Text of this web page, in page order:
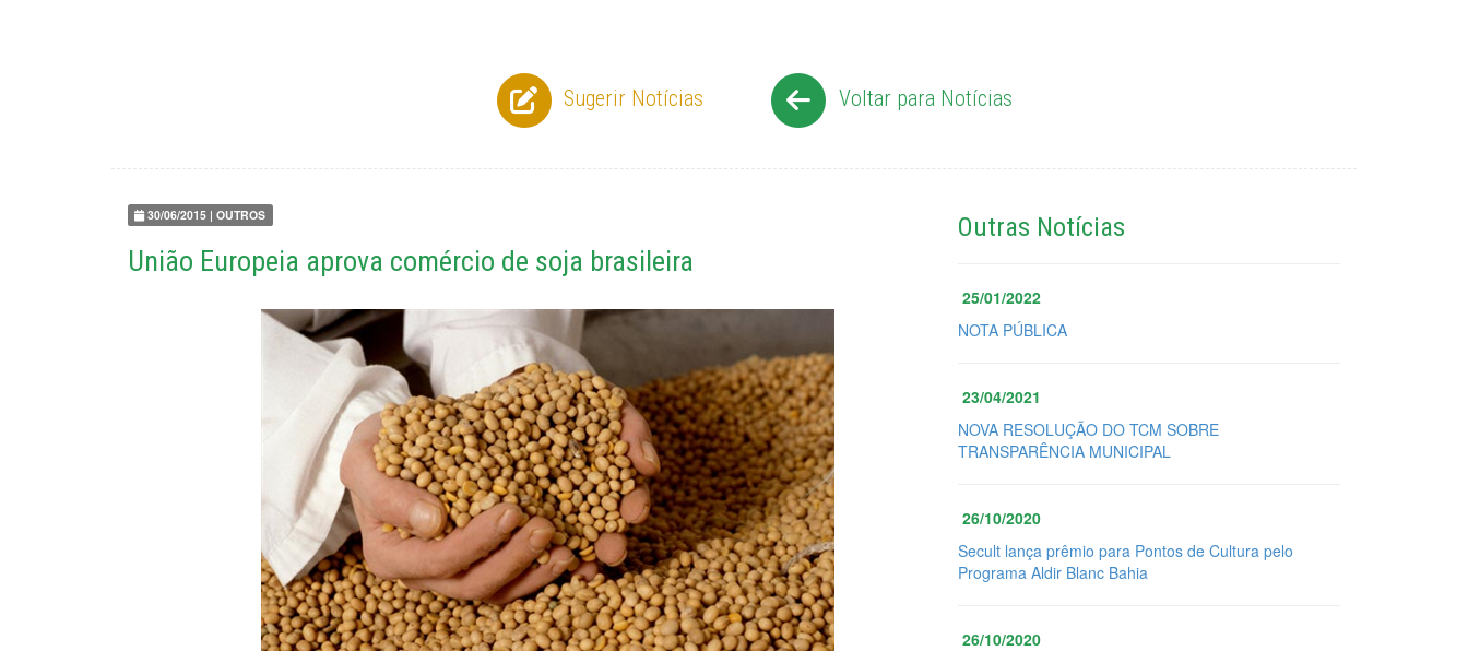
Sugerir Notícias Voltar para Notícias
30/06/2015 | OUTROS
União Europeia aprova comércio de soja brasileira
Outras Notícias
25/01/2022
NOTA PÚBLICA
23/04/2021
NOVA RESOLUÇÃO DO TCM SOBRE
TRANSPARÊNCIA MUNICIPAL
26/10/2020
Secult lança prêmio para Pontos de Cultura pelo
Programa Aldir Blanc Bahia
26/10/2020